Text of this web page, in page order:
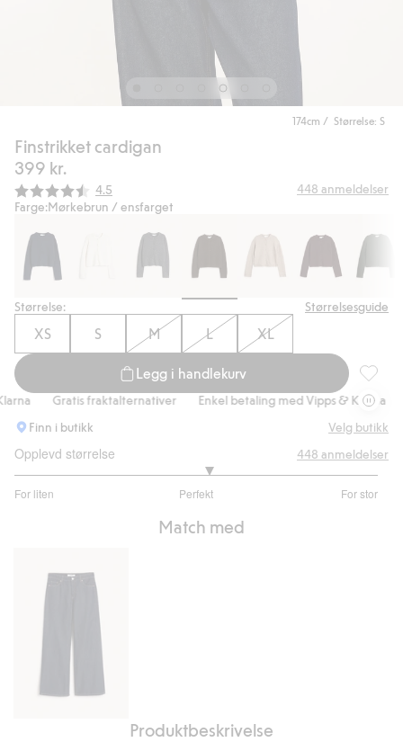
174cm / Størrelse: S
Finstrikket cardigan
399 kr.
Gjennomsnittskarakter:
4.5 448 anmeldelser
Farge:Mørkebrun / ensfarget
Størrelse: Størrelsesguide
XS S M L XL
Legg i handlekurv
Gratis fraktalternativer Enkel betaling med Vipps & Klarna
Finn i butikk
Velg butikk
Opplevd størrelse
For liten Perfekt For stor
av
stemmer
448 anmeldelser
Match med
Produktbeskrivelse